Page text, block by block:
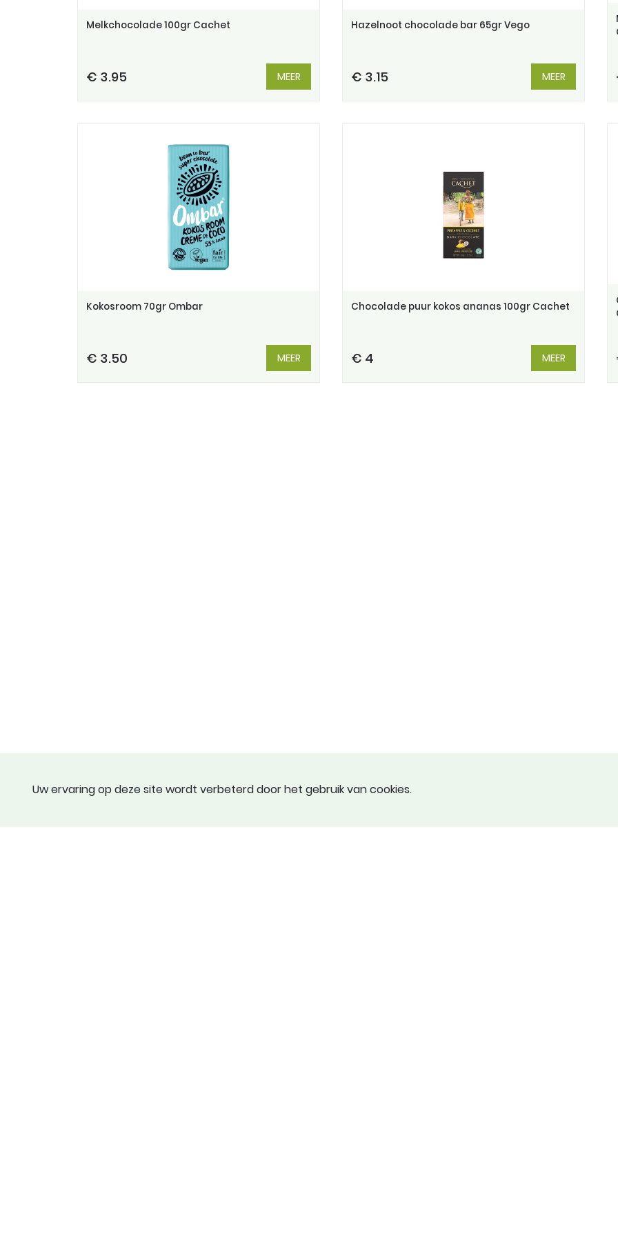
Melkchocolade 100gr Cachet
€ 3.95 MEER
Hazelnoot chocolade bar 65gr Vego
€ 3.15 MEER
Kokosroom 70gr Ombar
€ 3.50 MEER
Chocolade puur kokos ananas 100gr Cachet
€ 4 MEER
Uw ervaring op deze site wordt verbeterd door het gebruik van cookies.